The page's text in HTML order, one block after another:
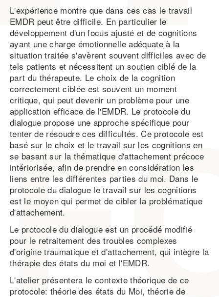
L'expérience montre que dans ces cas le travail
EMDR peut être difficile. En particulier le
développement d'un focus ajusté et de cognitions
ayant une charge émotionnelle adéquate à la
situation traitée s'avèrent souvent difficiles avec de
tels patients et nécessitent un soutien ciblé de la
part du thérapeute. Le choix de la cognition
correctement ciblée est souvent un moment
critique, qui peut devenir un problème pour une
application efficace de l'EMDR. Le protocole du
dialogue propose une approche spécifique pour
tenter de résoudre ces difficultés. Ce protocole est
basé sur le choix et le travail sur les cognitions en
se basant sur la thématique d'attachement précoce
intériorisée, afin de prendre en considération les
liens entre les différentes parties du moi. Dans le
protocole du dialogue le travail sur les cognitions
est le moyen qui permet de cibler la problématique
d'attachement.
Le protocole du dialogue est un procédé modifié
pour le retraitement des troubles complexes
d'origine traumatique et d'attachement, qui intègre la
thérapie des états du moi et l'EMDR.
L'atelier présentera le contexte théorique de ce
protocole: théorie des états du Moi, théorie de